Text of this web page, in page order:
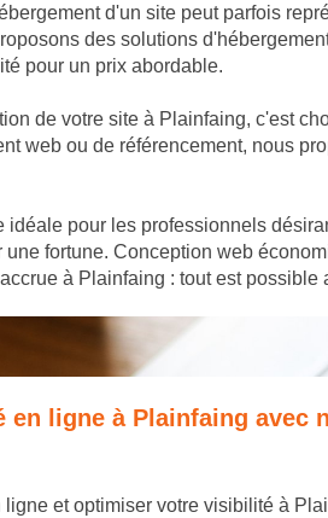
d'un site peut parfois
des solutions
pour un prix abordable.
de votre site à Plainfaing, c'est
web ou de référencement, nous
idéale pour les professionnels
fortune. Conception web
à Plainfaing : tout est possible
ligne à Plainfaing avec
et optimiser votre visibilité à